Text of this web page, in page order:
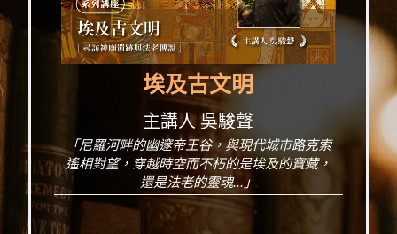
埃及古文明
主講人 吳駿聲
「尼羅河畔的幽邃帝王谷，與現代城市路克索
遙相對望，穿越時空而不朽的是埃及的寶藏，
還是法老的靈魂...」